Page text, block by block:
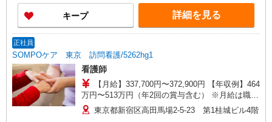
がい向上手当、日祝手当（月平均2回分）等、 毎
月平均的に支払われる手当を含みます。 ◎月給は
経験により異なります。 ◎残業時は別途時間外手
年支給
キープ 詳細を見る
正社員
SOMPOケア 東京 訪問看護/5262hg1
看護師
【月給】337,700円〜372,900円 【年収例】464
万円〜513万円（年2回の賞与含む） ※月給は職務
手当、働きがい向上手当、日祝手当（月平均2回
分）等、 毎月平均的に支払われる手当を含みま
東京都新宿区高田馬場2-5-23 第1桂城ビル4階